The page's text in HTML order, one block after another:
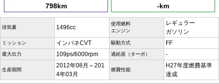
798km -km
排気量 1496cc
使用燃料
エンジン
レギュラー
ガソリン
ミッション インパネCVT 駆動方式 FF
最大出力 109ps/6000rpm 過給器（ターボ） -
生産期間
2012年08月～201
4年03月
燃費性能
H27年度燃費基準
達成